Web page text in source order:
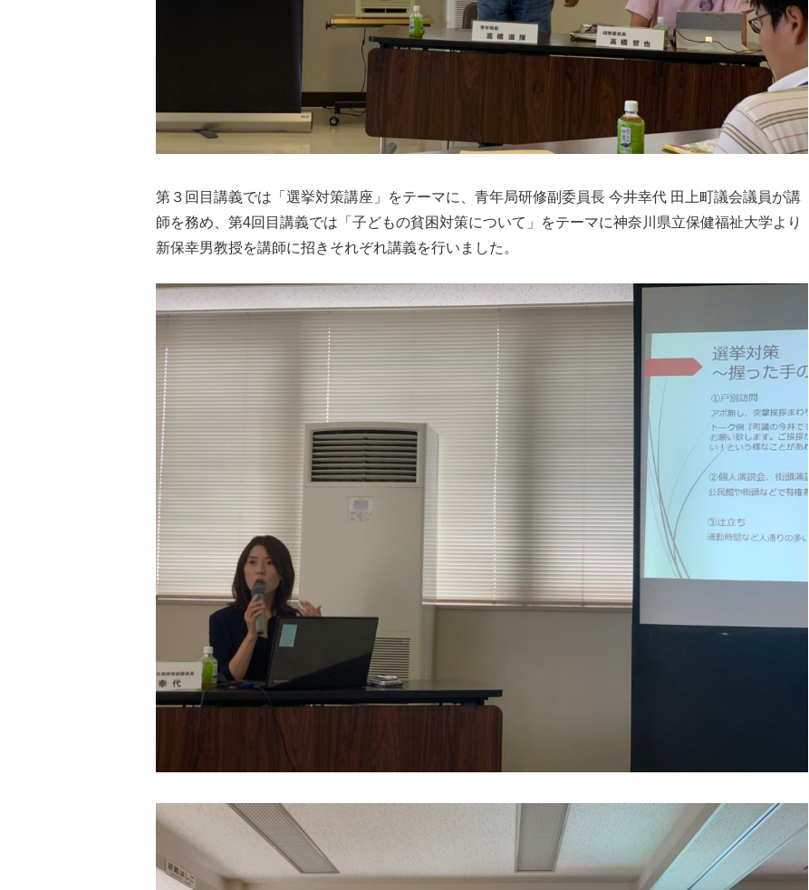
第３回目講義では「選挙対策講座」をテーマに、青年局研修副委員長 今井幸代 田上町議会議員が講
師を務め、第4回目講義では「子どもの貧困対策について」をテーマに神奈川県立保健福祉大学より
新保幸男教授を講師に招きそれぞれ講義を行いました。